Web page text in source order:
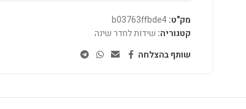
מק"ט:b03763ffbde4
קטגוריה: שידות לחדר שינה
שותף בהצלחה